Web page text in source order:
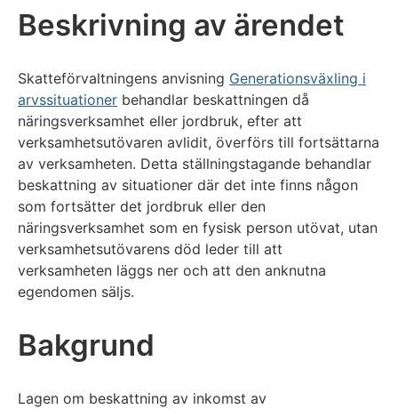
Beskrivning av ärendet
Skatteförvaltningens anvisning Generationsväxling i
arvssituationer behandlar beskattningen då
näringsverksamhet eller jordbruk, efter att
verksamhetsutövaren avlidit, överförs till fortsättarna
av verksamheten. Detta ställningstagande behandlar
beskattning av situationer där det inte finns någon
som fortsätter det jordbruk eller den
näringsverksamhet som en fysisk person utövat, utan
verksamhetsutövarens död leder till att
verksamheten läggs ner och att den anknutna
egendomen säljs.
Bakgrund
Lagen om beskattning av inkomst av